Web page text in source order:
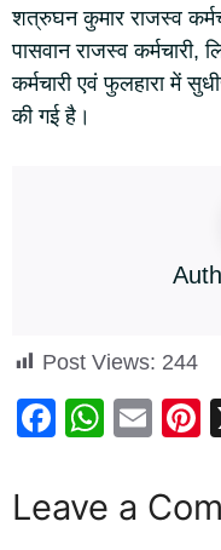
शत्रुघन कुमार राजस्व
पासवान राजस्व कर्मचारी,
कर्मचारी एवं फुलहारा में
की गई है।
Post Views: 244
F
c
e
W
at
s
E
ail
e
Leave a